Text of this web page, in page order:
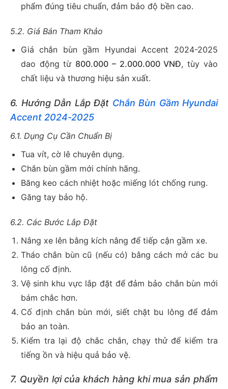
phẩm đúng tiêu chuẩn, đảm bảo độ bền cao.
5.2. Giá Bán Tham Khảo
Giá chắn bùn gầm Hyundai Accent 2024-2025
dao động từ 800.000 – 2.000.000 VNĐ, tùy vào
chất liệu và thương hiệu sản xuất.
6. Hướng Dẫn Lắp Đặt Chắn Bùn Gầm Hyundai
Accent 2024-2025
6.1. Dụng Cụ Cần Chuẩn Bị
Tua vít, cờ lê chuyên dụng.
Chắn bùn gầm mới chính hãng.
Băng keo cách nhiệt hoặc miếng lót chống rung.
Găng tay bảo hộ.
6.2. Các Bước Lắp Đặt
Nâng xe lên bằng kích nâng để tiếp cận gầm xe.
Tháo chắn bùn cũ (nếu có) bằng cách mở các bu
lông cố định.
Vệ sinh khu vực lắp đặt để đảm bảo chắn bùn mới
bám chắc hơn.
Cố định chắn bùn mới, siết chặt bu lông để đảm
bảo an toàn.
Kiểm tra lại độ chắc chắn, chạy thử để kiểm tra
tiếng ồn và hiệu quả bảo vệ.
7. Quyền lợi của khách hàng khi mua sản phẩm